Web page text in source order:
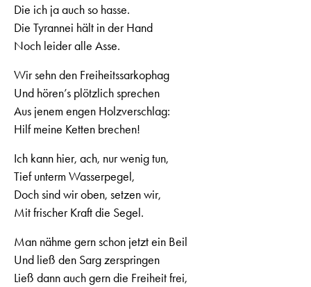
Die ich ja auch so hasse.
Die Tyrannei hält in der Hand
Noch leider alle Asse.
Wir sehn den Freiheitssarkophag
Und hören’s plötzlich sprechen
Aus jenem engen Holzverschlag:
Hilf meine Ketten brechen!
Ich kann hier, ach, nur wenig tun,
Tief unterm Wasserpegel,
Doch sind wir oben, setzen wir,
Mit frischer Kraft die Segel.
Man nähme gern schon jetzt ein Beil
Und ließ den Sarg zerspringen
Ließ dann auch gern die Freiheit frei,